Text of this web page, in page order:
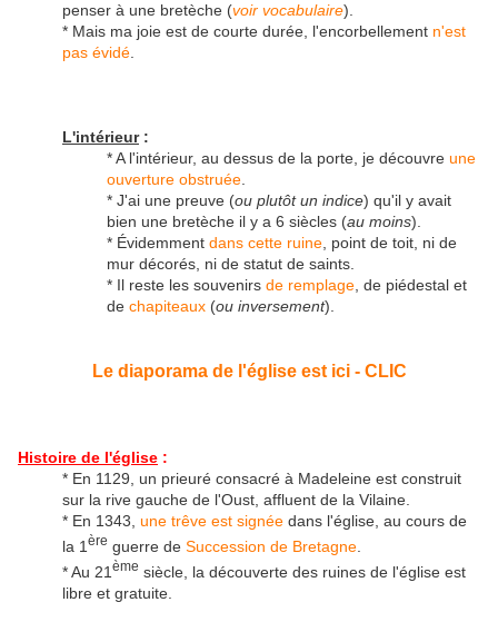
penser à une bretèche (voir vocabulaire).
* Mais ma joie est de courte durée, l'encorbellement n'est
pas évidé
L'intérieur:
* A l'intérieur, au dessus de la porte, je découvre une
ouverture obstruée
* J'ai une preuve (ou plutôt un indice) qu'il y avait
bien une bretèche il y a 6 siècles (au moins).
* Évidemment dans cette ruine , point de toit, ni de
mur décorés, ni de statut de saints.
* Il reste les souvenirs de remplage , de piédestal et
de chapiteaux (ou inversement).
Le diaporama de l'église est ici - CLIC
Histoire de l'église :
* En 1129, un prieuré consacré à Madeleine est construit
sur la rive gauche de l'Oust, affluent de la Vilaine.
* En 1343, une trêve est signée dans l'église, au cours de
la 1 ère guerre de Succession de Bretagne
* Au 21 ème siècle, la découverte des ruines de l'église est
libre et gratuite.